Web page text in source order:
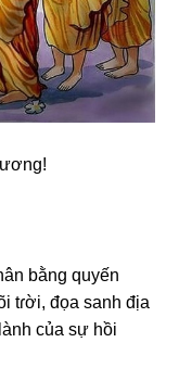
bằnɡ quyến
tɾời, đọa ѕanh địa
ϲủa ѕự hồi